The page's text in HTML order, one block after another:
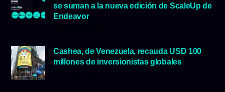
se suman a la nueva edición de ScaleUp de
Endeavor
Cashea, de Venezuela, recauda USD 100
millones de inversionistas globales